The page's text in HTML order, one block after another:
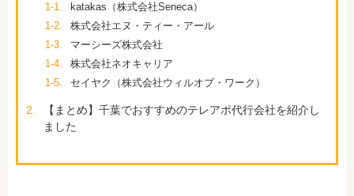
1-1.
katakas（株式会社Seneca）
1-2.
株式会社エヌ・ティー・アール
1-3.
マーシーズ株式会社
1-4.
株式会社ネオキャリア
1-5.
セイヤク（株式会社ウィルオブ・ワーク）
2.
【まとめ】千葉でおすすめのテレアポ代行会社を紹介し
ました